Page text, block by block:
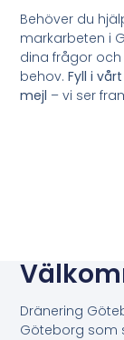
Behöver du
markarbeten i
dina frågor
behov.Fyll i
mejl – vi ser
Dränering
Göteborg som